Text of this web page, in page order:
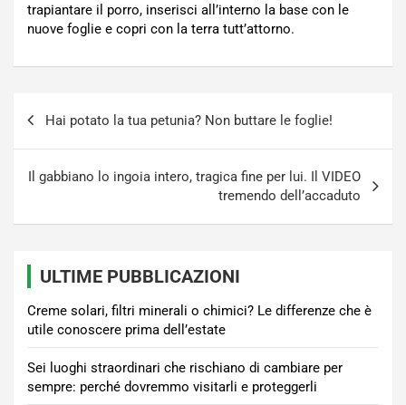
trapiantare il porro, inserisci all’interno la base con le
nuove foglie e copri con la terra tutt’attorno.
articoli
Hai potato la tua petunia? Non buttare le foglie!
Il gabbiano lo ingoia intero, tragica fine per lui. Il VIDEO
tremendo dell’accaduto
ULTIME PUBBLICAZIONI
Creme solari, filtri minerali o chimici? Le differenze che è
utile conoscere prima dell’estate
Sei luoghi straordinari che rischiano di cambiare per
sempre: perché dovremmo visitarli e proteggerli